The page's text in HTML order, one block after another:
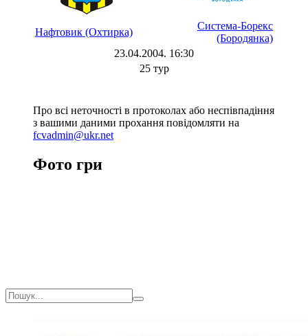
Нафтовик (Охтирка)
Система-Борекс
(Бородянка)
23.04.2004. 16:30
25 тур
Про всі неточності в протоколах або неспівпадіння
з вашими даними прохання повідомляти на
fcvadmin@ukr.net
Фото гри